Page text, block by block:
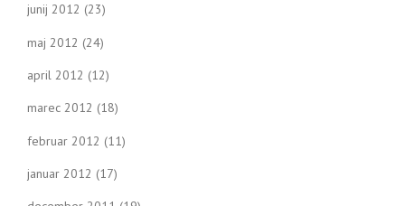
junij 2012 (23)
maj 2012 (24)
april 2012 (12)
marec 2012 (18)
februar 2012 (11)
januar 2012 (17)